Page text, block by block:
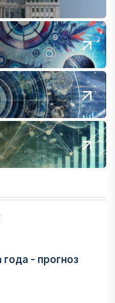
года - прогноз